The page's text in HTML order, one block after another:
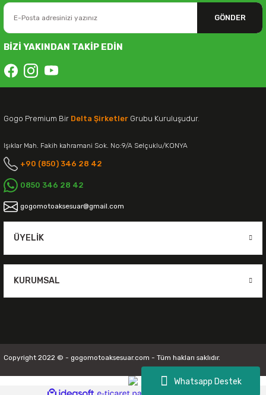
Whatsapp Destek
GÖNDER
BİZİ YAKINDAN TAKİP EDİN
Gogo Premium Bir Delta Şirketler Grubu Kuruluşudur.
Işıklar Mah. Fakih kahramani Sok. No:9/A Selçuklu/KONYA
+90 (850) 346 28 42
0850 346 28 42
gogomotoaksesuar@gmail.com
ÜYELIK
KURUMSAL
Copyright 2022 © - gogomotoaksesuar.com - Tüm hakları saklıdır.
ideasoft